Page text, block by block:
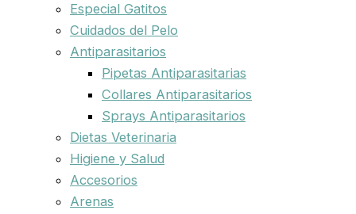
Especial Gatitos
Cuidados del Pelo
Antiparasitarios
Pipetas Antiparasitarias
Collares Antiparasitarios
Sprays Antiparasitarios
Dietas Veterinaria
Higiene y Salud
Accesorios
Arenas